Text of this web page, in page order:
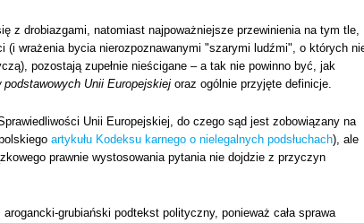
z drobiazgami, natomiast najpoważniejsze przewinienia na tym tle,
wrażenia bycia nierozpoznawanymi "szarymi ludźmi", o których
pozostają zupełnie nieścigane – a tak nie powinno być, jak
podstawowych Unii Europejskiej oraz ogólnie przyjęte definicje.
Unii Europejskiej, do czego sąd jest zobowiązany na
artykułu Kodeksu karnego o nielegalnych podsłuchach), ale
prawnie wystosowania pytania nie dojdzie z przyczyn
grubiański podtekst polityczny, ponieważ cała sprawa